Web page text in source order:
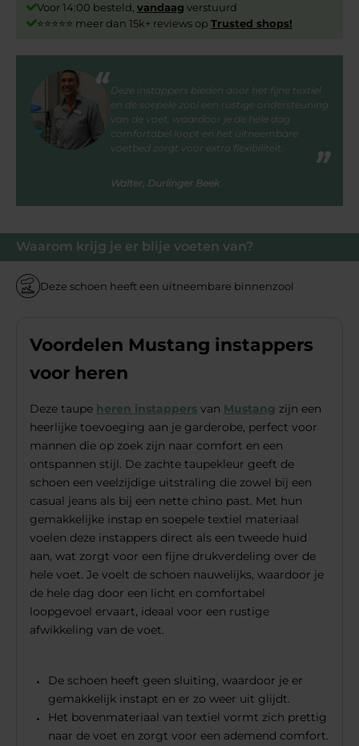
Waarom krijg je er blije voeten van?
Deze schoen heeft een uitneembare binnenzool
Voordelen Mustang instappers
voor heren
Deze taupe heren instappers van Mustang zijn een
heerlijke toevoeging aan je garderobe, perfect voor
mannen die op zoek zijn naar comfort en een
ontspannen stijl. De zachte taupekleur geeft de
schoen een veelzijdige uitstraling die zowel bij een
casual jeans als bij een nette chino past. Met hun
gemakkelijke instap en soepele textiel materiaal
voelen deze instappers direct als een tweede huid
aan, wat zorgt voor een fijne drukverdeling over de
hele voet. Je voelt de schoen nauwelijks, waardoor je
de hele dag door een licht en comfortabel
loopgevoel ervaart, ideaal voor een rustige
afwikkeling van de voet.
De schoen heeft geen sluiting, waardoor je er
gemakkelijk instapt en er zo weer uit glijdt.
Het bovenmateriaal van textiel vormt zich prettig
naar de voet en zorgt voor een ademend comfort.
Voor 14:00 besteld, vandaag verstuurd
⭐⭐⭐⭐⭐ meer dan 15k+ reviews op Trusted shops!
Deze instappers bieden door het fijne textiel
en de soepele zool een rustige ondersteuning
van de voet, waardoor je de hele dag
comfortabel loopt en het uitneembare
voetbed zorgt voor extra flexibiliteit.
Walter, Durlinger Beek